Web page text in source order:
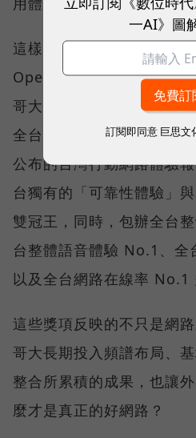
這樣的轉變，也反映在國際
Opensignal 公布的評比
哥大不僅率先奪下「 4G／
全台 No.1 」國際級榮譽
公布的台灣行動網路體驗
台獨有的「可靠性體驗」
雙冠王，同時，包辦全台
台整體語音體驗 No.1、全
以及全台網路在線率 No.1
這些獎項反映的不只是網
哥大長期投入頻譜布局、
整合所累積的成果，也讓
麼才是真正的好網路？
一AI》圖
訂閱即同意 巨思文